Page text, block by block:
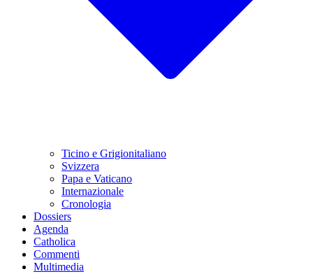
Ticino e Grigionitaliano
Svizzera
Papa e Vaticano
Internazionale
Cronologia
Dossiers
Agenda
Catholica
Commenti
Multimedia